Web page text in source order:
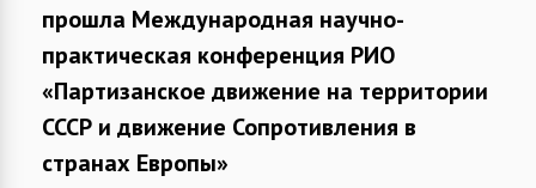
прошла Международная научно-
практическая конференция РИО
«Партизанское движение на территории
СССР и движение Сопротивления в
странах Европы»